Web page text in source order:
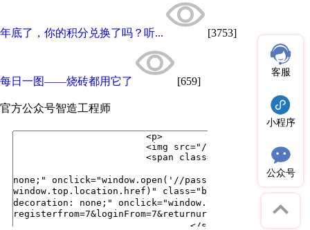
年底了，你的积分兑换了吗？听... [3753]
每日一图——烧砖都用它了 [659]
官方公众号智造工程师
客服
小程序
公众号